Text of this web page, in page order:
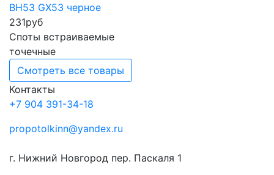
BH53 GX53 черное
231руб
Споты встраиваемые
точечные
Смотреть все товары
Контакты
+7 904 391-34-18
propotolkinn@yandex.ru
г. Нижний Новгород пер. Паскаля 1